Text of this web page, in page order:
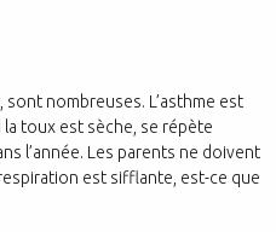
Handicap
Hygiène
Non classé
Nourrissons
nombreuses. L’asthme est
la toux est sèche, se répète
l’année. Les parents ne doivent
est sifflante, est-ce que